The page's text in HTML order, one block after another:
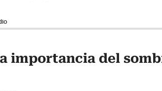
importancia del